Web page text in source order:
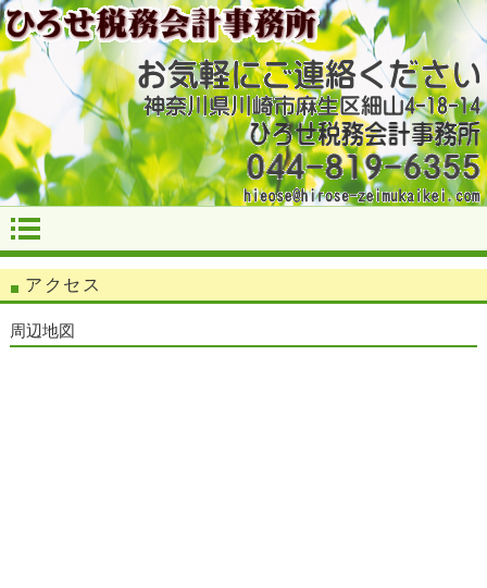
アクセス
周辺地図